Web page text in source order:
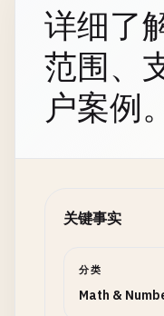
详细了
范围、
户案例。
关键事实
分类
Math &